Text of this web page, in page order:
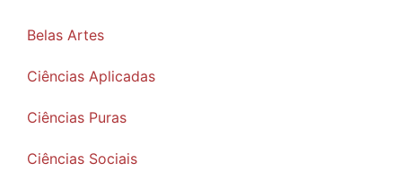
Belas Artes
Ciências Aplicadas
Ciências Puras
Ciências Sociais